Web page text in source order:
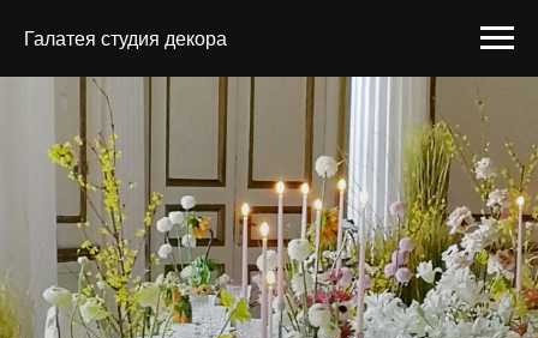
Галатея студия декора